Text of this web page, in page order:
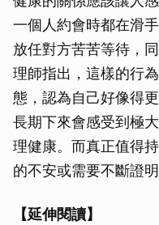
一個人約會時都在滑
放任對方苦苦等待，
理師指出，這樣的行
態，認為自己好像得
長期下來會感受到極
理健康。而真正值得
的不安或需要不斷證明
【延伸閱讀】